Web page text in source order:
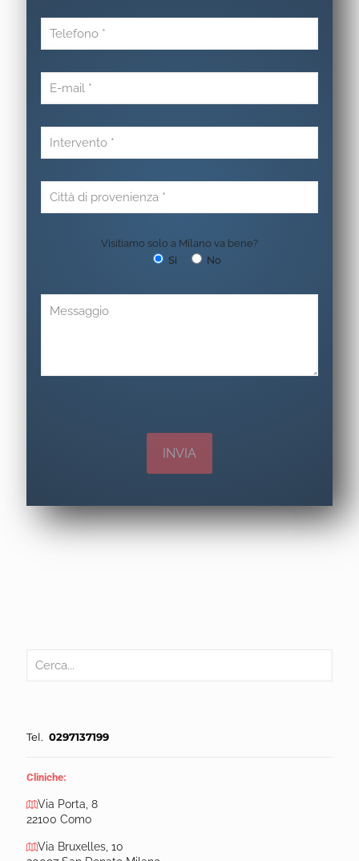
Visitiamo solo a Milano va bene?
Si
No
Tel. 0297137199
Cliniche:
Via Porta, 8
22100 Como
Via Bruxelles, 10